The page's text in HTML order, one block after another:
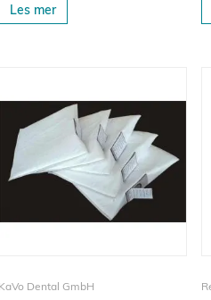
Les mer
KaVo Dental GmbH